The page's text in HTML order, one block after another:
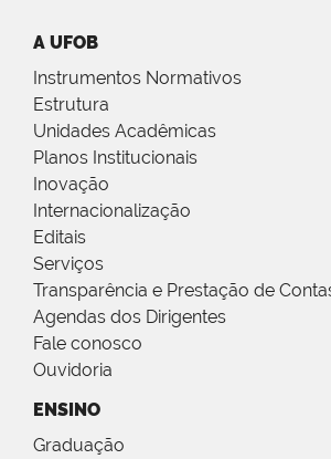
A UFOB
Instrumentos Normativos
Estrutura
Unidades Acadêmicas
Planos Institucionais
Inovação
Internacionalização
Editais
Serviços
Transparência e Prestação de
Agendas dos Dirigentes
Fale conosco
Ouvidoria
ENSINO
Graduação